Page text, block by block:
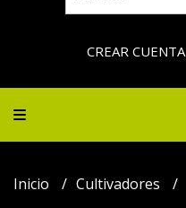
CREAR CUENTA
Inicio Cultivadores